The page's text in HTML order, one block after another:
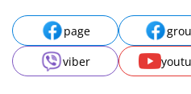
page
viber